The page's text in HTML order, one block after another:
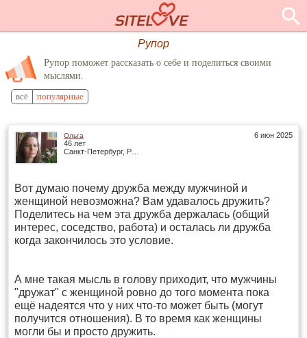
Рупор
Рупор поможет рассказать о себе и поделиться своими
мыслями.
всё популярные
6 июн 2025
Ольга
46 лет
Санкт-Петербург, Россия
Вот думаю почему дружба между мужчиной и
женщиной невозможна? Вам удавалось дружить?
Поделитесь на чем эта дружба держалась (общий
интерес, соседство, работа) и осталась ли дружба
когда закончилось это условие.
А мне такая мысль в голову приходит, что мужчины
"дружат" с женщиной ровно до того момента пока
ещё надеятся что у них что-то может быть (могут
получится отношения). В то время как женщины
могли бы и просто дружить.